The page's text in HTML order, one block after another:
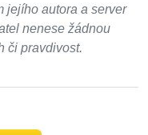
jejího autora a server
nenese žádnou
či pravdivost.